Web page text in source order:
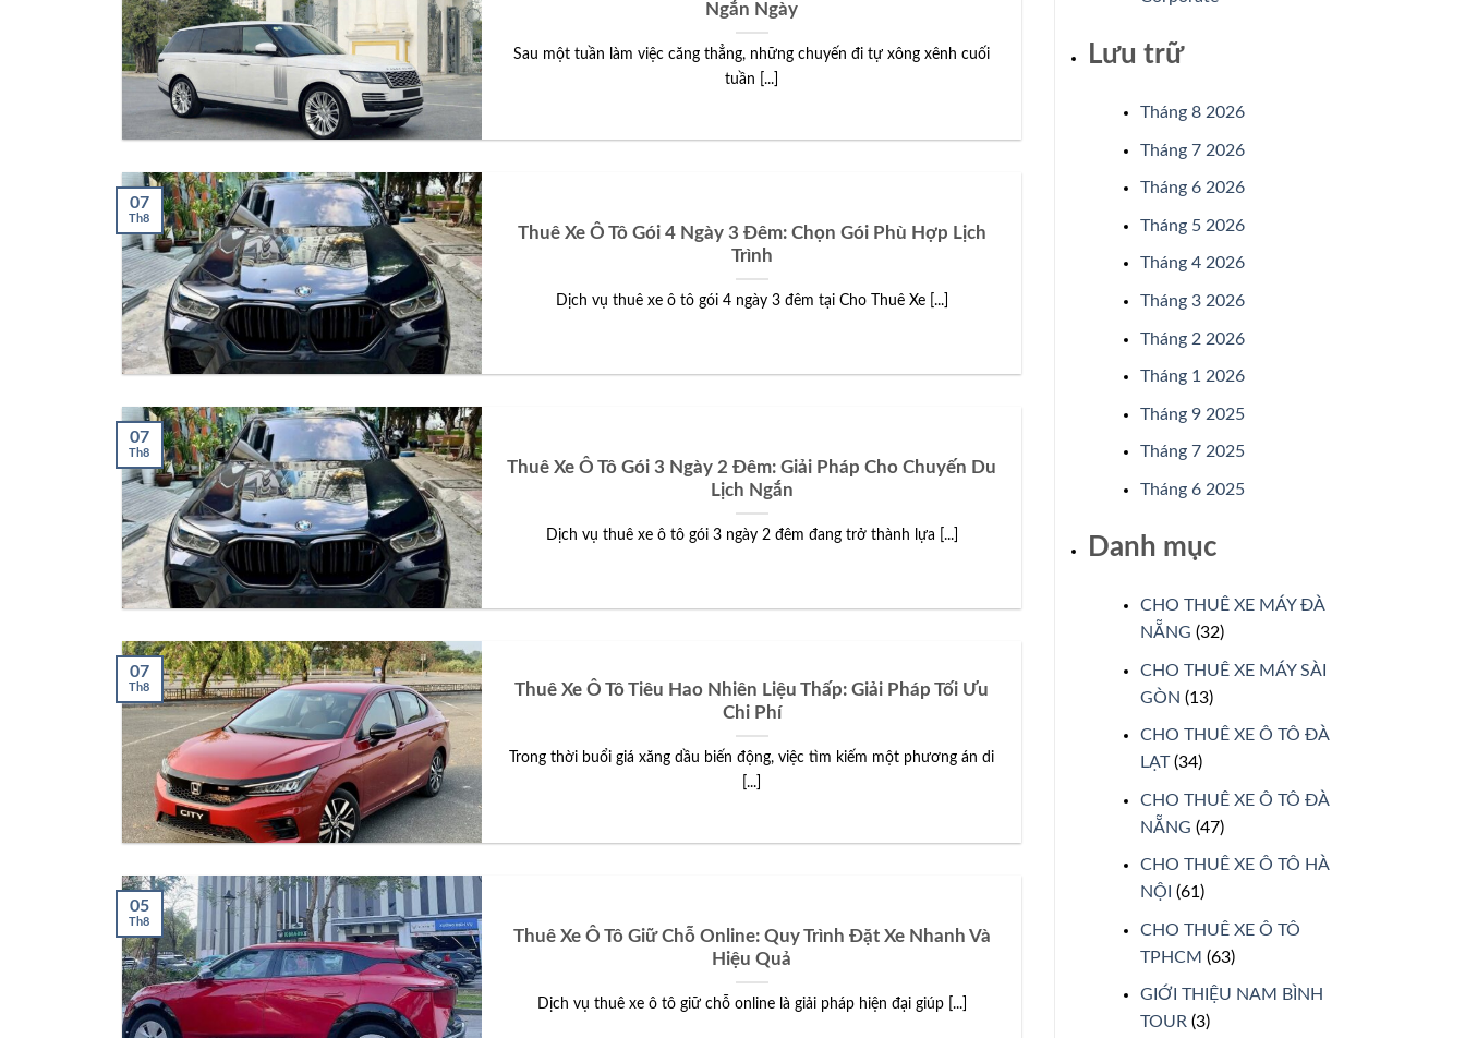
Ngắn Ngày
Sau một tuần làm việc căng thẳng, những chuyến đi tự xông xênh cuối
tuần [...]
Thuê Xe Ô Tô Gói 4 Ngày 3 Đêm: Chọn Gói Phù Hợp Lịch
Trình
Dịch vụ thuê xe ô tô gói 4 ngày 3 đêm tại Cho Thuê Xe [...]
07
Th8
Thuê Xe Ô Tô Gói 3 Ngày 2 Đêm: Giải Pháp Cho Chuyến Du
Lịch Ngắn
Dịch vụ thuê xe ô tô gói 3 ngày 2 đêm đang trở thành lựa [...]
07
Th8
Thuê Xe Ô Tô Tiêu Hao Nhiên Liệu Thấp: Giải Pháp Tối Ưu
Chi Phí
Trong thời buổi giá xăng dầu biến động, việc tìm kiếm một phương án di
[...]
07
Th8
Thuê Xe Ô Tô Giữ Chỗ Online: Quy Trình Đặt Xe Nhanh Và
Hiệu Quả
Dịch vụ thuê xe ô tô giữ chỗ online là giải pháp hiện đại giúp [...]
05
Th8
Lưu trữ
Tháng 8 2026
Tháng 7 2026
Tháng 6 2026
Tháng 5 2026
Tháng 4 2026
Tháng 3 2026
Tháng 2 2026
Tháng 1 2026
Tháng 9 2025
Tháng 7 2025
Tháng 6 2025
Danh mục
CHO THUÊ XE MÁY ĐÀ
NẴNG (32)
CHO THUÊ XE MÁY SÀI
GÒN (13)
CHO THUÊ XE Ô TÔ ĐÀ
LẠT(34)
CHO THUÊ XE Ô TÔ ĐÀ
NẴNG (47)
CHO THUÊ XE Ô TÔ HÀ
NỘI (61)
CHO THUÊ XE Ô TÔ
TPHCM (63)
GIỚI THIỆU NAM BÌNH
TOUR (3)